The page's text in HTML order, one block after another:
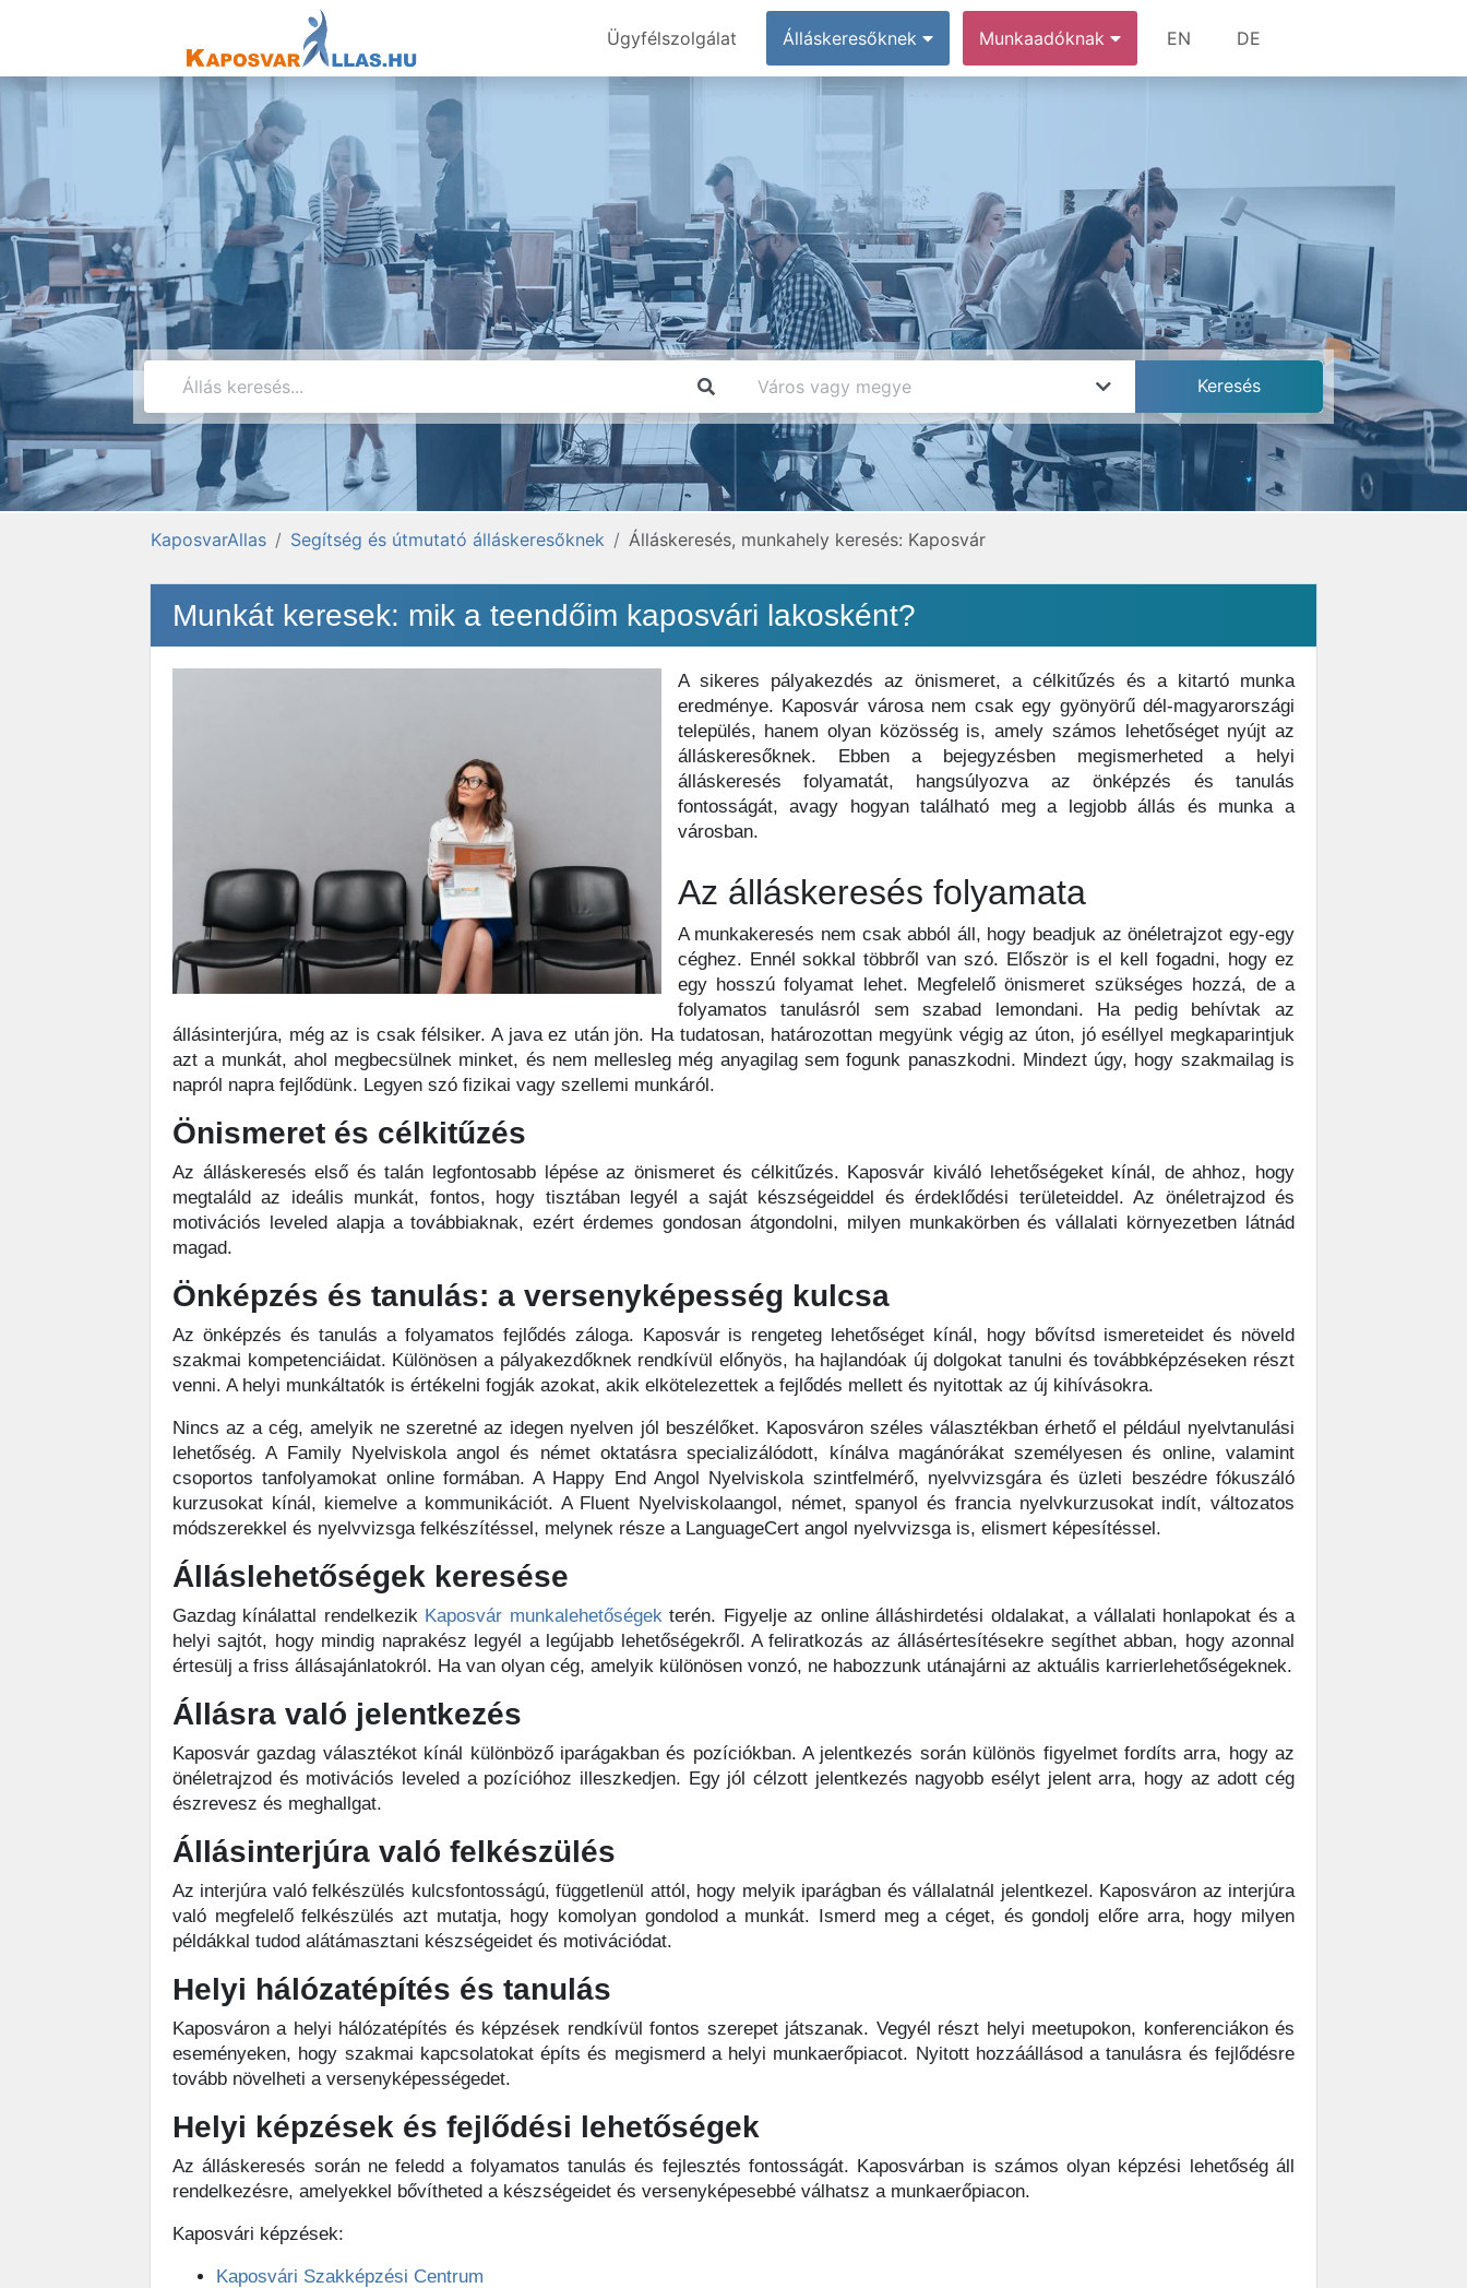
Ügyfélszolgálat Álláskeresőknek Munkaadóknak EN DE
KaposvarAllas Segítség és útmutató álláskeresőknek Álláskeresés, munkahely keresés: Kaposvár
Munkát keresek: mik a teendőim kaposvári lakosként?
A sikeres pályakezdés az önismeret, a célkitűzés és a kitartó munka
eredménye. Kaposvár városa nem csak egy gyönyörű dél-magyarországi
település, hanem olyan közösség is, amely számos lehetőséget nyújt az
álláskeresőknek. Ebben a bejegyzésben megismerheted a helyi
álláskeresés folyamatát, hangsúlyozva az önképzés és tanulás
fontosságát, avagy hogyan található meg a legjobb állás és munka a
városban.
Az álláskeresés folyamata
A munkakeresés nem csak abból áll, hogy beadjuk az önéletrajzot egy-egy
céghez. Ennél sokkal többről van szó. Először is el kell fogadni, hogy ez
egy hosszú folyamat lehet. Megfelelő önismeret szükséges hozzá, de a
folyamatos tanulásról sem szabad lemondani. Ha pedig behívtak az
állásinterjúra, még az is csak félsiker. A java ez után jön. Ha tudatosan, határozottan megyünk végig az úton, jó eséllyel megkaparintjuk
azt a munkát, ahol megbecsülnek minket, és nem mellesleg még anyagilag sem fogunk panaszkodni. Mindezt úgy, hogy szakmailag is
napról napra fejlődünk. Legyen szó fizikai vagy szellemi munkáról.
Önismeret és célkitűzés
Az álláskeresés első és talán legfontosabb lépése az önismeret és célkitűzés. Kaposvár kiváló lehetőségeket kínál, de ahhoz, hogy
megtaláld az ideális munkát, fontos, hogy tisztában legyél a saját készségeiddel és érdeklődési területeiddel. Az önéletrajzod és
motivációs leveled alapja a továbbiaknak, ezért érdemes gondosan átgondolni, milyen munkakörben és vállalati környezetben látnád
magad.
Önképzés és tanulás: a versenyképesség kulcsa
Az önképzés és tanulás a folyamatos fejlődés záloga. Kaposvár is rengeteg lehetőséget kínál, hogy bővítsd ismereteidet és növeld
szakmai kompetenciáidat. Különösen a pályakezdőknek rendkívül előnyös, ha hajlandóak új dolgokat tanulni és továbbképzéseken részt
venni. A helyi munkáltatók is értékelni fogják azokat, akik elkötelezettek a fejlődés mellett és nyitottak az új kihívásokra.
Nincs az a cég, amelyik ne szeretné az idegen nyelven jól beszélőket. Kaposváron széles választékban érhető el például nyelvtanulási
lehetőség. A Family Nyelviskola angol és német oktatásra specializálódott, kínálva magánórákat személyesen és online, valamint
csoportos tanfolyamokat online formában. A Happy End Angol Nyelviskola szintfelmérő, nyelvvizsgára és üzleti beszédre fókuszáló
kurzusokat kínál, kiemelve a kommunikációt. A Fluent Nyelviskolaangol, német, spanyol és francia nyelvkurzusokat indít, változatos
módszerekkel és nyelvvizsga felkészítéssel, melynek része a LanguageCert angol nyelvvizsga is, elismert képesítéssel.
Álláslehetőségek keresése
Gazdag kínálattal rendelkezik Kaposvár munkalehetőségekterén. Figyelje az online álláshirdetési oldalakat, a vállalati honlapokat és a
helyi sajtót, hogy mindig naprakész legyél a legújabb lehetőségekről. A feliratkozás az állásértesítésekre segíthet abban, hogy azonnal
értesülj a friss állásajánlatokról. Ha van olyan cég, amelyik különösen vonzó, ne habozzunk utánajárni az aktuális karrierlehetőségeknek.
Állásra való jelentkezés
Kaposvár gazdag választékot kínál különböző iparágakban és pozíciókban. A jelentkezés során különös figyelmet fordíts arra, hogy az
önéletrajzod és motivációs leveled a pozícióhoz illeszkedjen. Egy jól célzott jelentkezés nagyobb esélyt jelent arra, hogy az adott cég
észrevesz és meghallgat.
Állásinterjúra való felkészülés
Az interjúra való felkészülés kulcsfontosságú, függetlenül attól, hogy melyik iparágban és vállalatnál jelentkezel. Kaposváron az interjúra
való megfelelő felkészülés azt mutatja, hogy komolyan gondolod a munkát. Ismerd meg a céget, és gondolj előre arra, hogy milyen
példákkal tudod alátámasztani készségeidet és motivációdat.
Helyi hálózatépítés és tanulás
Kaposváron a helyi hálózatépítés és képzések rendkívül fontos szerepet játszanak. Vegyél részt helyi meetupokon, konferenciákon és
eseményeken, hogy szakmai kapcsolatokat építs és megismerd a helyi munkaerőpiacot. Nyitott hozzáállásod a tanulásra és fejlődésre
tovább növelheti a versenyképességedet.
Helyi képzések és fejlődési lehetőségek
Az álláskeresés során ne feledd a folyamatos tanulás és fejlesztés fontosságát. Kaposvárban is számos olyan képzési lehetőség áll
rendelkezésre, amelyekkel bővítheted a készségeidet és versenyképesebbé válhatsz a munkaerőpiacon.
Kaposvári képzések:
Kaposvári Szakképzési Centrum